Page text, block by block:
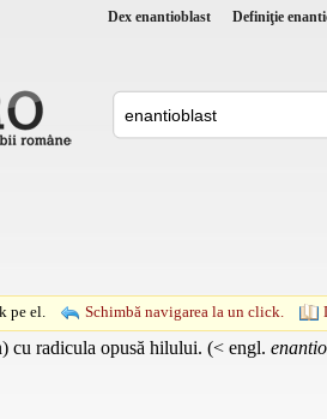
Dex enantioblast Definiţie
pe el. Schimbă navigarea la un click.
cu radicula opusă hilului. (< engl.